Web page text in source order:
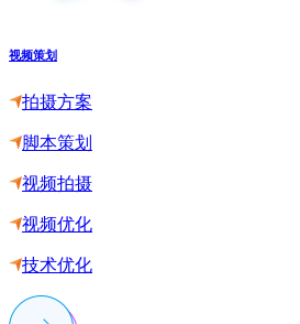
视频策划
拍摄方案
脚本策划
视频拍摄
视频优化
技术优化